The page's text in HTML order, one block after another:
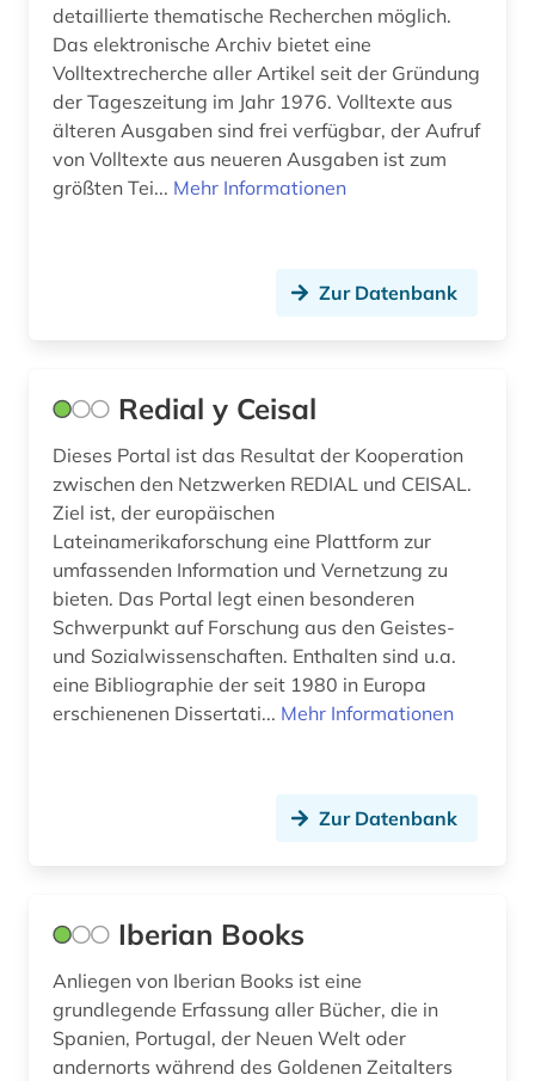
mittelamerika (2)
mittelasien (1)
mitteleuropa (1)
moderne sprachen (2)
museum (2)
musik (4)
musikaufnahme (1)
musikwissenschaft (1)
märchen (1)
naher osten (3)
naturwissenschaften (3)
nordafrika (2)
notizbuch (1)
detaillierte thematische Recherchen möglich.
Das elektronische Archiv bietet eine
Volltextrecherche aller Artikel seit der Gründung
der Tageszeitung im Jahr 1976. Volltexte aus
älteren Ausgaben sind frei verfügbar, der Aufruf
von Volltexte aus neueren Ausgaben ist zum
größten Tei... Mehr Informationen
Zur Datenbank
Redial y Ceisal
Dieses Portal ist das Resultat der Kooperation
zwischen den Netzwerken REDIAL und CEISAL.
Ziel ist, der europäischen
Lateinamerikaforschung eine Plattform zur
umfassenden Information und Vernetzung zu
bieten. Das Portal legt einen besonderen
Schwerpunkt auf Forschung aus den Geistes-
und Sozialwissenschaften. Enthalten sind u.a.
eine Bibliographie der seit 1980 in Europa
erschienenen Dissertati... Mehr Informationen
Zur Datenbank
Iberian Books
Anliegen von Iberian Books ist eine
grundlegende Erfassung aller Bücher, die in
Spanien, Portugal, der Neuen Welt oder
andernorts während des Goldenen Zeitalters